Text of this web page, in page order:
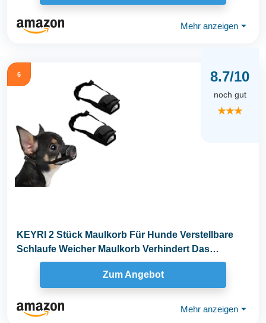
Mehr anzeigen ⏷
6 8.7/10
noch gut
★★★
KEYRI 2 Stück Maulkorb Für Hunde Verstellbare
Schlaufe Weicher Maulkorb Verhindert Das
Beißen...
Zum Angebot
Mehr anzeigen ⏷